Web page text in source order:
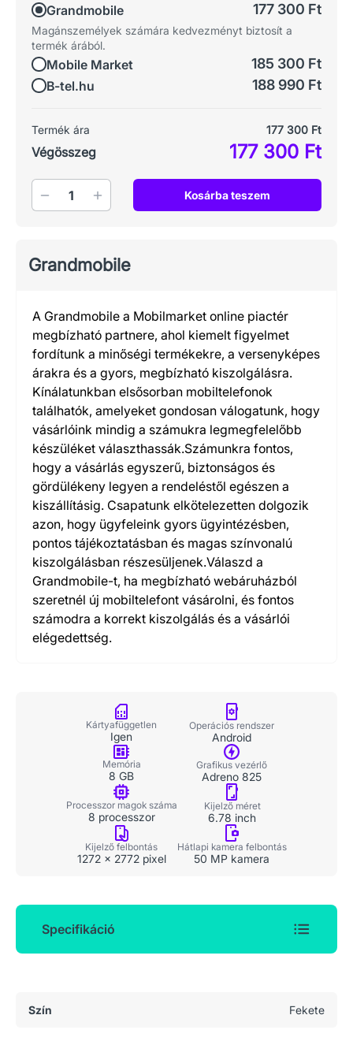
Grandmobile 177 300 Ft
Magánszemélyek számára kedvezményt biztosít a
termék árából.
Mobile Market 185 300 Ft
B-tel.hu 188 990 Ft
Termék ára 177 300 Ft
Végösszeg 177 300 Ft
Mennyiség Kosárba teszem
Grandmobile
A Grandmobile a Mobilmarket online piactér
megbízható partnere, ahol kiemelt figyelmet
fordítunk a minőségi termékekre, a versenyképes
árakra és a gyors, megbízható kiszolgálásra.
Kínálatunkban elsősorban mobiltelefonok
találhatók, amelyeket gondosan válogatunk, hogy
vásárlóink mindig a számukra legmegfelelőbb
készüléket választhassák.Számunkra fontos,
hogy a vásárlás egyszerű, biztonságos és
gördülékeny legyen a rendeléstől egészen a
kiszállításig. Csapatunk elkötelezetten dolgozik
azon, hogy ügyfeleink gyors ügyintézésben,
pontos tájékoztatásban és magas színvonalú
kiszolgálásban részesüljenek.Válaszd a
Grandmobile-t, ha megbízható webáruházból
szeretnél új mobiltelefont vásárolni, és fontos
számodra a korrekt kiszolgálás és a vásárlói
elégedettség.
Kártyafüggetlen
Igen
Operációs rendszer
Android
Memória
8 GB
Grafikus vezérlő
Adreno 825
Processzor magok száma
8 processzor
Kijelző méret
6.78 inch
Kijelző felbontás
1272 x 2772 pixel
Hátlapi kamera felbontás
50 MP kamera
Specifikáció
Szín Fekete